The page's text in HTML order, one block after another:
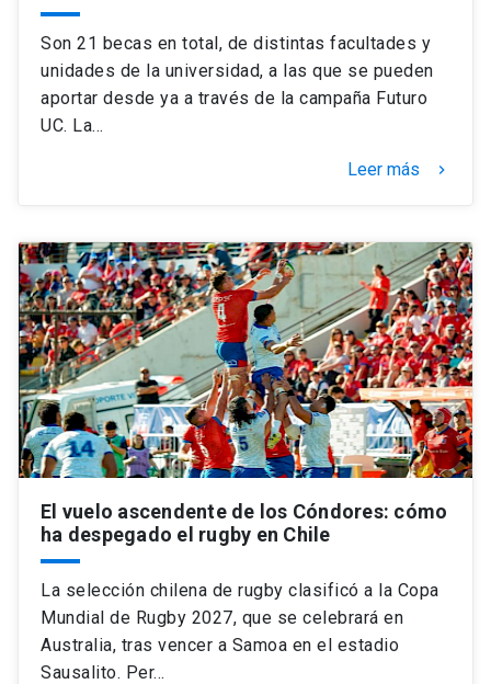
Son 21 becas en total, de distintas facultades y
unidades de la universidad, a las que se pueden
aportar desde ya a través de la campaña Futuro
UC. La…
Leer más keyboard_arrow_right
El vuelo ascendente de los Cóndores: cómo
ha despegado el rugby en Chile
La selección chilena de rugby clasificó a la Copa
Mundial de Rugby 2027, que se celebrará en
Australia, tras vencer a Samoa en el estadio
Sausalito. Per…